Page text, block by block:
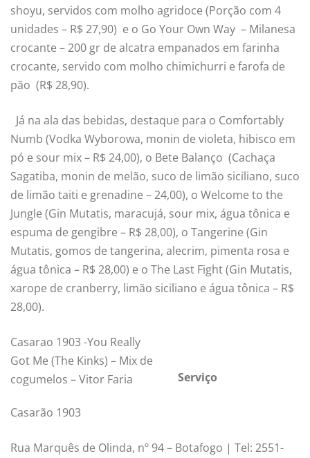
shoyu, servidos com molho agridoce (Porção com 4
unidades – R$ 27,90) e o Go Your Own Way – Milanesa
crocante – 200 gr de alcatra empanados em farinha
crocante, servido com molho chimichurri e farofa de
pão (R$ 28,90).
Já na ala das bebidas, destaque para o Comfortably
Numb (Vodka Wyborowa, monin de violeta, hibisco em
pó e sour mix – R$ 24,00), o Bete Balanço (Cachaça
Sagatiba, monin de melão, suco de limão siciliano, suco
de limão taiti e grenadine – 24,00), o Welcome to the
Jungle (Gin Mutatis, maracujá, sour mix, água tônica e
espuma de gengibre – R$ 28,00), o Tangerine (Gin
Mutatis, gomos de tangerina, alecrim, pimenta rosa e
água tônica – R$ 28,00) e o The Last Fight (Gin Mutatis,
xarope de cranberry, limão siciliano e água tônica – R$
28,00).
Casarao 1903 -You Really
Got Me (The Kinks) – Mix de
cogumelos – Vitor Faria
Serviço
Casarão 1903
Rua Marquês de Olinda, nº 94 – Botafogo | Tel: 2551-